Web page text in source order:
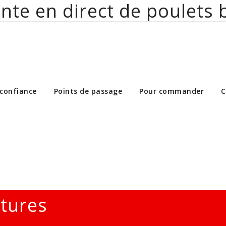
en direct de poulets
Points de passage Pour commander